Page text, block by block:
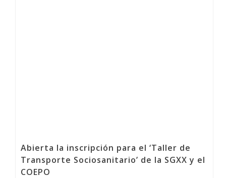
Abierta la inscripción para el ‘Taller de
Transporte Sociosanitario’ de la SGXX y el
COEPO